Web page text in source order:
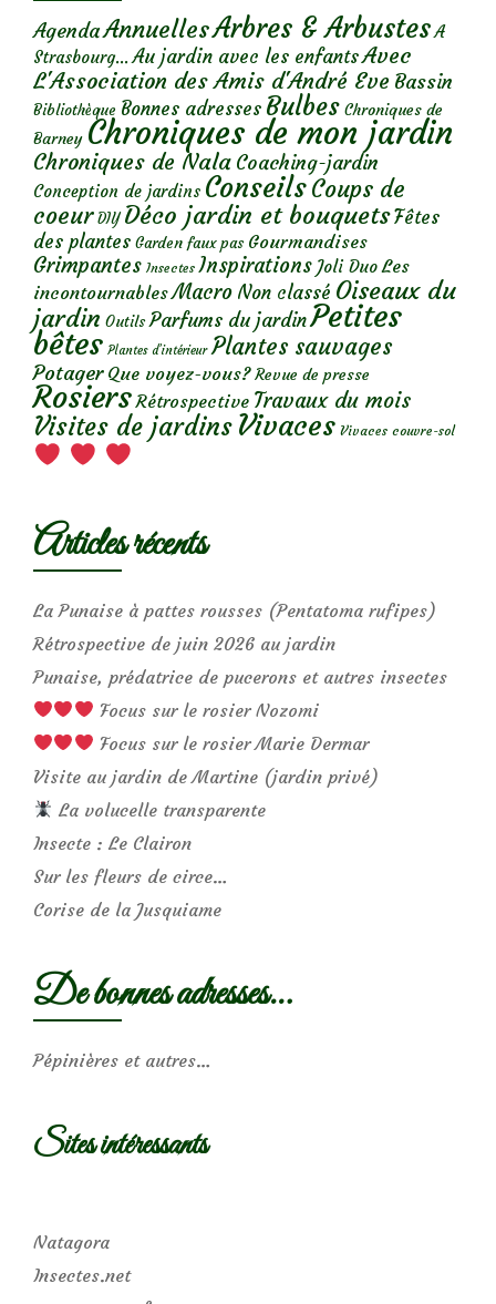
AgendaAnnuellesArbres & Arbustes A
Strasbourg... Au jardin avec les enfantsAvec
L'Association des Amis d'André Eve Bassin
Bibliothèque Bonnes adresses Bulbes Chroniques de
Barney Chroniques de mon jardin
Chroniques de Nala Coaching-jardin
Conception de jardins ConseilsCoups de
coeur DIY Déco jardin et bouquetsFêtes
des plantes Garden faux pas Gourmandises
Grimpantes Insectes Inspirations Joli Duo Les
incontournables Macro Non classé Oiseaux du
jardin Outils Parfums du jardinPetites
bêtes Plantes d’intérieur Plantes sauvages
Potager Que voyez-vous? Revue de presse
Rosiers Rétrospective Travaux du mois
Visites de jardins Vivaces Vivaces couvre-sol
Articles récents
La Punaise à pattes rousses (Pentatoma rufipes)
Rétrospective de juin 2026 au jardin
Punaise, prédatrice de pucerons et autres insectes
Focus sur le rosier Nozomi
Focus sur le rosier Marie Dermar
Visite au jardin de Martine (jardin privé)
La volucelle transparente
Insecte : Le Clairon
Sur les fleurs de circe…
Corise de la Jusquiame
De bonnes adresses…
Pépinières et autres…
Sites intéressants
Natagora
Insectes.net